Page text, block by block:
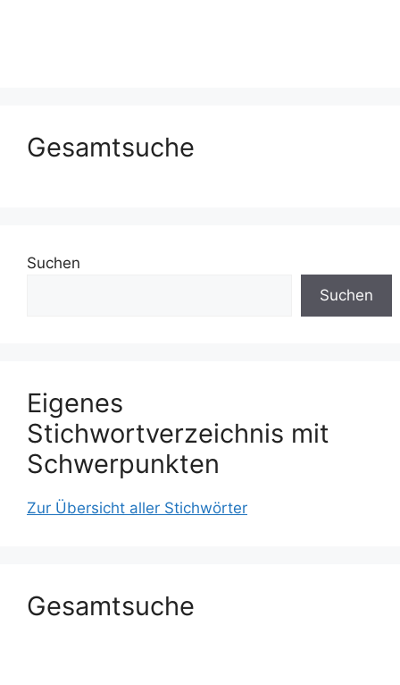
Gesamtsuche
Suchen
Suchen
Eigenes
Stichwortverzeichnis mit
Schwerpunkten
Zur Übersicht aller Stichwörter
Gesamtsuche